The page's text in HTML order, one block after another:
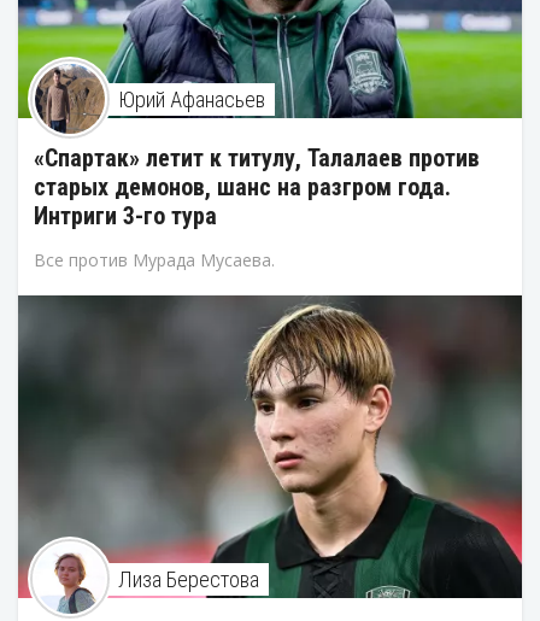
Юрий Афанасьев
«Спартак» летит к титулу, Талалаев против
старых демонов, шанс на разгром года.
Интриги 3-го тура
Все против Мурада Мусаева.
Лиза Берестова